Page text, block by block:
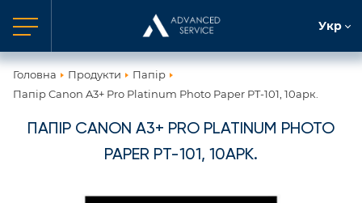
Укр
Головна Продукти
Папір
Папір Canon A3+ Pro Platinum Photo Paper PT-101, 10арк.
ПАПІР CANON A3+ PRO PLATINUM PHOTO
PAPER PT-101, 10АРК.